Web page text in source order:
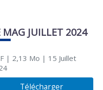
MAG JUILLET 2024
| 2,13 Mo | 15 Juillet
Télécharger